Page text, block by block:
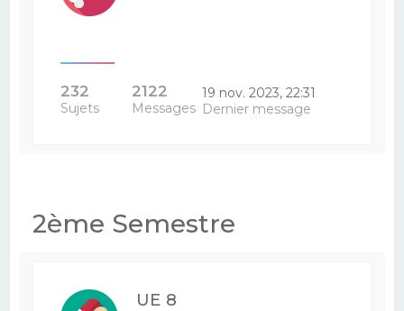
232
Sujets
2122
Messages
19 nov. 2023, 22:31
Dernier message
2ème Semestre
UE 8